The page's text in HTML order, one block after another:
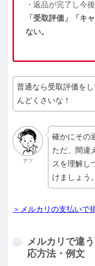
・返品が完了し今
「受取評価」「キ
ない。
普通なら受取評価を
んどくさいな！
ナツ
確かにその
ただ、間違
スを理解し
けましょう。
＞メルカリの支払いで
メルカリで違
応方法・例文